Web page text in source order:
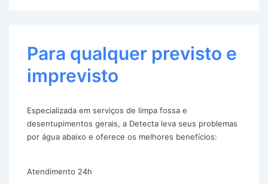
Para qualquer previsto e
imprevisto
Especializada em serviços de limpa fossa e
desentupimentos gerais, a Detecta leva seus problemas
por água abaixo e oferece os melhores benefícios:
Atendimento 24h